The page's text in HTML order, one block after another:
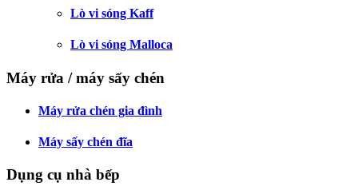
Lò vi sóng Kaff
Lò vi sóng Malloca
Máy rửa / máy sấy chén
Máy rửa chén gia đình
Máy sấy chén đĩa
Dụng cụ nhà bếp